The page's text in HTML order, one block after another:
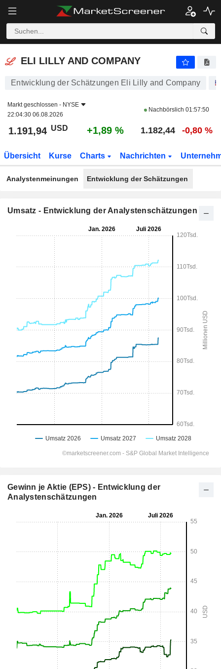
ELI LILLY AND COMPANY
ELI LILLY AND COMPANY
Entwicklung der Schätzungen Eli Lilly and Company
Markt geschlossen - NYSE
22:04:30 06.08.2026
Nachbörslich 01:57:50
1.191,94 USD +1,89 % 1.182,44 -0,80 %
Übersicht Kurse Charts Nachrichten
Analystenmeinungen Entwicklung der Schätzungen
Umsatz - Entwicklung der Analystenschätzungen
Gewinn je Aktie (EPS) - Entwicklung der
Analystenschätzungen